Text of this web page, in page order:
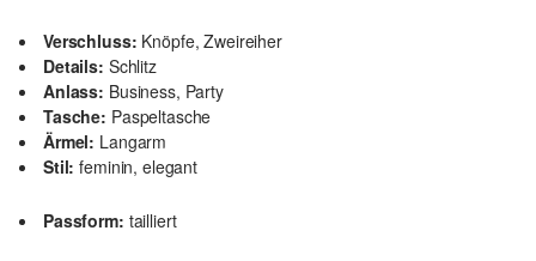
Verschluss: Knöpfe, Zweireiher
Details: Schlitz
Anlass: Business, Party
Tasche: Paspeltasche
Ärmel: Langarm
Stil: feminin, elegant
Passform: tailliert